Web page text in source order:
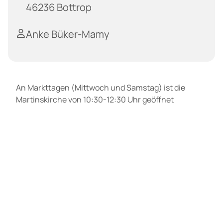
46236 Bottrop
Anke Büker-Mamy
An Markttagen (Mittwoch und Samstag) ist die
Martinskirche von 10:30-12:30 Uhr geöffnet